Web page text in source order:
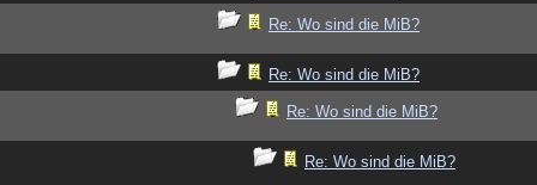
Re: Wo sind die MiB?
Re: Wo sind die MiB?
Re: Wo sind die MiB?
Re: Wo sind die MiB?